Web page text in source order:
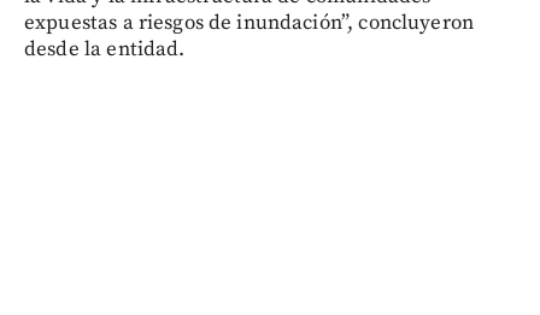
expuestas a riesgos de inundación”, concluyeron
desde la entidad.